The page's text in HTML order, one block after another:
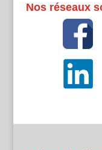
Nos réseaux